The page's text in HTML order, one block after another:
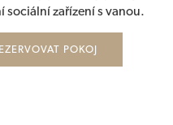
sociální zařízení s vanou.
POKOJ